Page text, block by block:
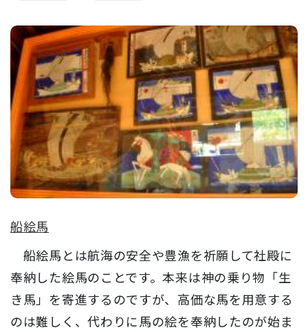
船絵馬
船絵馬とは航海の安全や豊漁を祈願して社殿に
奉納した絵馬のことです。本来は神の乗り物「生
き馬」を寄進するのですが、高価な馬を用意する
のは難しく、代わりに馬の絵を奉納したのが始ま